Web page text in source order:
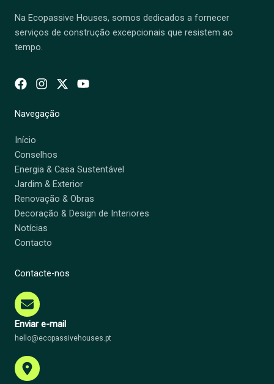
Na Ecopassive Houses, somos dedicados a fornecer
serviços de construção excepcionais que resistem ao
tempo.
Navegação
Início
Conselhos
Energia & Casa Sustentável
Jardim & Exterior
Renovação & Obras
Decoração & Design de Interiores
Notícias
Contacto
Contacte-nos
Enviar e-mail
hello@ecopassivehouses.pt